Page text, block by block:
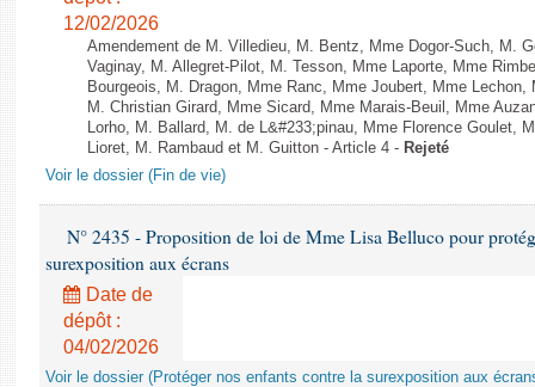
12/02/2026
Amendement de M. Villedieu, M. Bentz, Mme Dogor-Such, M.
Vaginay, M. Allegret-Pilot, M. Tesson, Mme Laporte, Mme
Bourgeois, M. Dragon, Mme Ranc, Mme Joubert, Mme
M. Christian Girard, Mme Sicard, Mme Marais-Beuil, Mme
Lorho, M. Ballard, M. de L&#233;pinau, Mme Florence Goulet,
Lioret, M. Rambaud et M. Guitton - Article 4 - Rejeté
Voir le dossier (Fin de vie)
N° 2435 - Proposition de loi de Mme Lisa Belluco pour
surexposition aux écrans
Date de
dépôt :
04/02/2026
Voir le dossier (Protéger nos enfants contre la surexposition aux